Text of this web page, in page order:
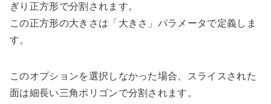
ぎり正方形で分割されます。
この正方形の大きさは「大きさ」パラメータで定義しま
す。
このオプションを選択しなかった場合、スライスされた
面は細長い三角ポリゴンで分割されます。